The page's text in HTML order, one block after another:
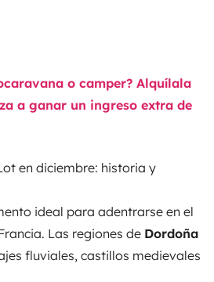
o camper? Alquílala
a ganar un ingreso extra de
en diciembre: historia y
ideal para adentrarse en el
. Las regiones de Dordoña
fluviales, castillos medievales